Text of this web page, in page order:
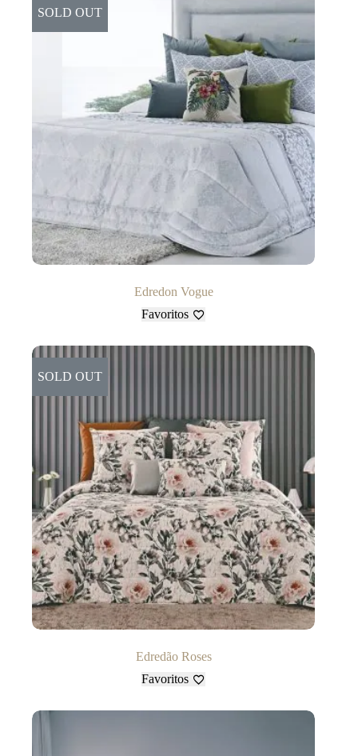
SOLD OUT
Edredon Vogue
Favoritos
SOLD OUT
Edredão Roses
Favoritos